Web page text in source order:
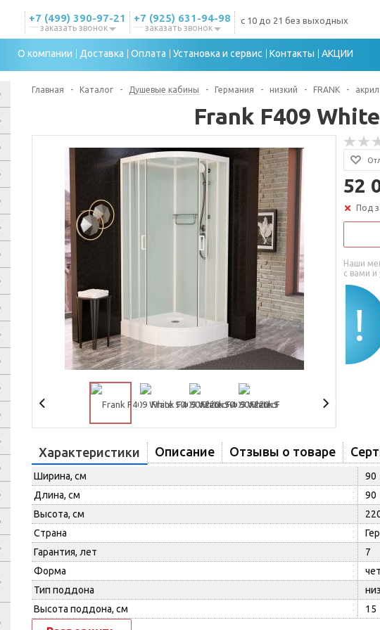
+7 (499) 390-97-21
заказать звонок
+7 (925) 631-94-98
заказать звонок
с 10 до 21 без выходных
О компании Доставка Оплата Установка и сервис Контакты АКЦИИ
Главная - Каталог - Душевые кабины - Германия - низкий - FRANK - акрил
Frank F409
52
Под
Наши
с вами и
Характеристики Описание Отзывы о товаре
Ширина, см
90
Длина, см
90
Высота, см
Страна
Гарантия, лет
7
Форма
Тип поддона
Высота поддона, см
15